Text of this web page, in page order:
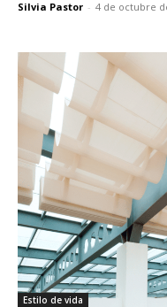
Silvia Pastor - 4 de octubre
Estilo de vida